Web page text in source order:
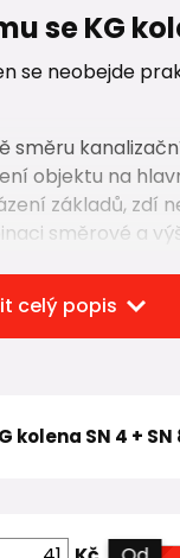
se KG
se neobejde
směru
objektu na
základů, zdí
směrové a
na paměti, že
a přizpůsobený
kolenajsou
Pro
zajišťují:
celý popis
kolena SN 4 + SN